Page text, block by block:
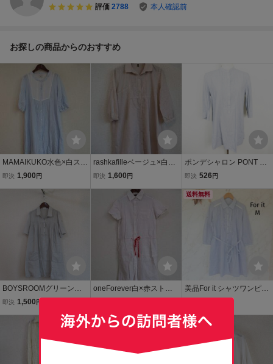
評価 2788 本人確認前
お探しの商品からのおすすめ
MAMAIKUKO水色×白スト
ライプ5分袖ワンピ（USE
即決 1,900 円
rashkafilleベージュ×白ボ
ーダーシャツワンピース
即決 1,600 円
ポンデシャロン PONT DE
CHALONS シャツ ワンピ
ネイビー ストライプ kz13
661 レディース
即決 526 円
BOYSROOMグリーン系×
白ストライプ半袖シャツ
即決 1,500 円
oneForever白×赤ストラ
イプ半袖シャツワンピ（U
送料無料
美品For it シャツワンピー
ス M 膝上丈 ストライプ
本日終了